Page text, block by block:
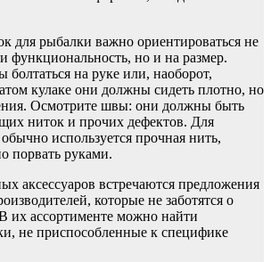
для рыбалки важно ориентироваться не
функциональность, но и на размер.
на руке или, наоборот,
кулаке они должны сидеть плотно, но
Осмотрите швы: они должны быть
ниток и прочих дефектов. Для
используется прочная нить,
порвать руками.
аксессуаров встречаются предложения
которые не заботятся о
их ассортименте можно найти
не приспособленные к специфике